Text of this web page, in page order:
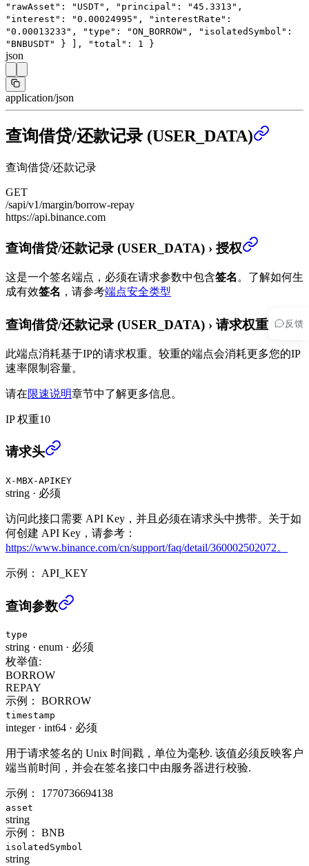
反馈
"rawAsset" : "USDT" , "principal" : "45.3313" ,
"interest" : "0.00024995" , "interestRate" :
"0.00013233" , "type" : "ON_BORROW" , "isolatedSymbol" :
"BNBUSDT"
} ], "total" : 1 }
json
application/json
查询借贷/还款记录 (USER_DATA)
查询借贷/还款记录
GET
/sapi/v1/margin/borrow-repay
https://api.binance.com
查询借贷/还款记录 (USER_DATA) › 授权
这是一个签名端点，必须在请求参数中包含签名 。 了解如何生
成有效签名 ，请参考端点安全类型
查询借贷/还款记录 (USER_DATA) › 请求权重
此端点消耗基于IP的请求权重。较重的端点会消耗更多您的IP
速率限制容量。
请在限速说明章节中了解更多信息。
IP 权重10
查询借贷/还款记录 (USER_DATA)
请求头
X-MBX-APIKEY
string · 必须
访问此接口需要 API Key，并且必须在请求头中携带。关于如
何创建 API Key，请参考：
https://www.binance.com/cn/support/faq/detail/360002502072。
示例： API_KEY
查询借贷/还款记录 (USER_DATA)
查询参数
type
string · enum · 必须
枚举值:
BORROW
REPAY
示例：
BORROW
timestamp
integer· int64 · 必须
用于请求签名的 Unix 时间戳，单位为毫秒. 该值必须反映客户
端当前时间，并会在签名接口中由服务器进行校验.
示例： 1770736694138
asset
string
示例：
BNB
isolatedSymbol
string